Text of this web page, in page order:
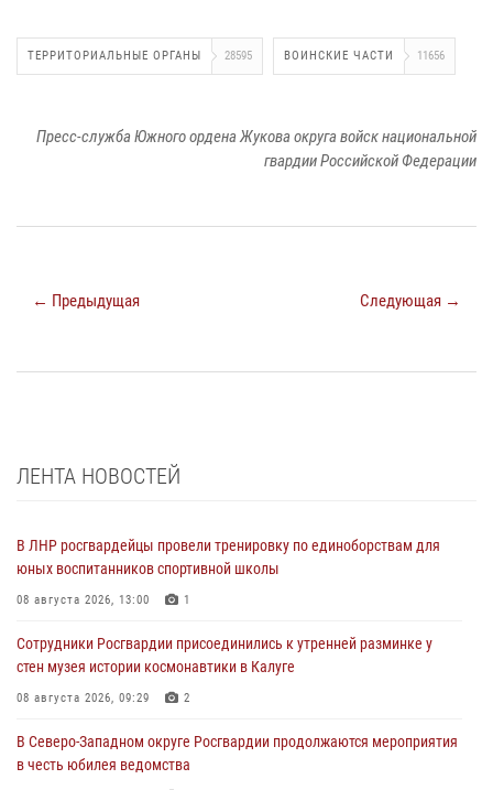
ТЕРРИТОРИАЛЬНЫЕ ОРГАНЫ 28595 ВОИНСКИЕ ЧАСТИ 11656
Пресс-служба Южного ордена Жукова округа войск национальной
гвардии Российской Федерации
← Предыдущая Следующая →
ЛЕНТА НОВОСТЕЙ
В ЛНР росгвардейцы провели тренировку по единоборствам для
юных воспитанников спортивной школы
08 августа 2026, 13:00 1
Сотрудники Росгвардии присоединились к утренней разминке у
стен музея истории космонавтики в Калуге
08 августа 2026, 09:29 2
В Северо-Западном округе Росгвардии продолжаются мероприятия
в честь юбилея ведомства